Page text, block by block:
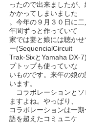
ったので出来ましたが
かかってしまいました
。今年の９月３０日に
年間ずっと作っていて
家では妻と娘には聴か
ー(SequencialCircuit
Trak-SixとYamaha DX-
プトップも使っていな
いものです。来年の娘
います。
コラボレーションとソ
ますよね。やっぱり、
コラボレーションは一
語を超えたコミュニケ